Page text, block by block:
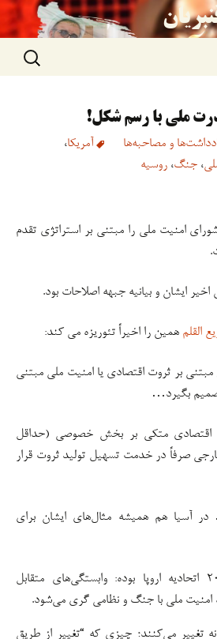
جستجو
برای:
ملی با رسم شکل!
و مصاحبه‌ها آمریکا،
، جنگ، روسیه
امنیت ملی را مبتنی بر استراتژی تقدم
ایشان و بیانیه جبهه اصلاحات بود.
القلم همین را اخیراً تئوریزه می کند:
مبتنی بر ثروت اقتصادی یا امنیت ملی مبتنی
بگیرد…
اقتصادی متکی بر بخش خصوصی (حداقل
صرفاً در خدمت تسهیل تولید ثروت قرار
در آسیا هم همیشه مثال‌های ایشان برای
این استراتژیِ قرن۲۰ اتحادیه اروپا بوده: وابستگی‌های متقابل
امنیت ملی با جنگ و نظامی گری می‌شود.
تغییر می‌کنند؛ چیزی که “تغییر از طریق